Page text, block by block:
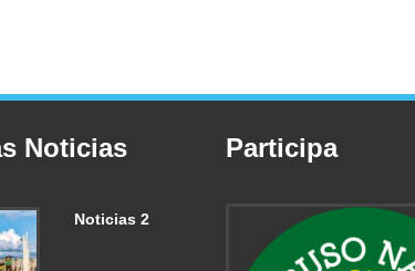
Noticias
Noticias 2
Participa